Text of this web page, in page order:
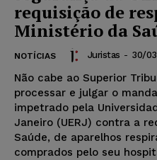
requisição de
Ministério da
NOTÍCIAS Juristas - 30/
Não cabe ao Superior
processar e julgar o
impetrado pela
Janeiro (UERJ) contra a
Saúde, de aparelhos
comprados pelo seu